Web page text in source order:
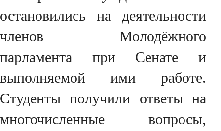
остановились на деятельности
членов Молодёжного
парламента при Сенате и
выполняемой ими работе.
Студенты получили ответы на
многочисленные вопросы,